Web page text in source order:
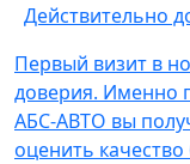
Действительно
Первый визит в
доверия. Именно
АБС-АВТО вы
оценить качество